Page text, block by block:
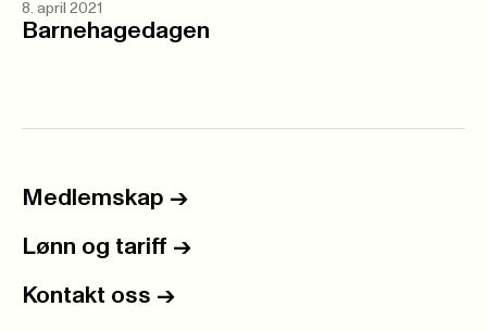
8. april 2021
Barnehagedagen
Medlemskap ->
Lønn og tariff ->
Kontakt oss ->